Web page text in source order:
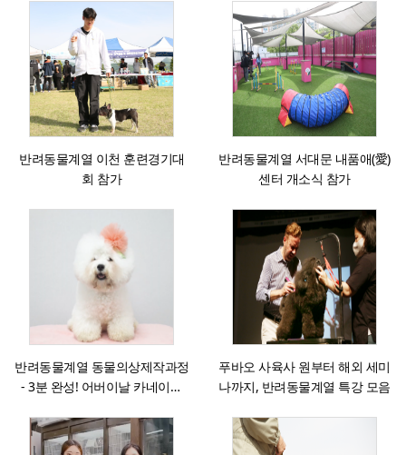
반려동물계열 이천 훈련경기대
회 참가
반려동물계열 서대문 내품애(愛)
센터 개소식 참가
반려동물계열 동물의상제작과정
- 3분 완성! 어버이날 카네이션
푸바오 사육사 원부터 해외 세미
나까지, 반려동물계열 특강 모음